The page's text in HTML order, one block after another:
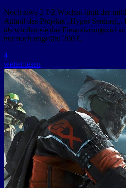
Noch etwa 2 1/2 Wochen läuft der
Anlauf des Projekts „Hyper Sentinel„.
als würden sie das Finanzierungsziel
nur noch ungefähr 200 £.
4
weiter lesen